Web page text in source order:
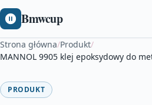
Bmwcup
Strona główna/Produkt/
MANNOL 9905 klej epoksydowy do
PRODUKT